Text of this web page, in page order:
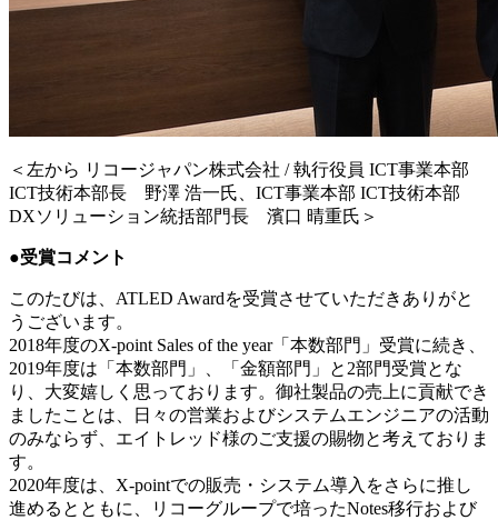
＜左から リコージャパン株式会社 / 執行役員 ICT事業本部
ICT技術本部長 野澤 浩一氏、ICT事業本部 ICT技術本部
DXソリューション統括部門長 濱口 晴重氏＞
●受賞コメント
このたびは、ATLED Awardを受賞させていただきありがと
うございます。
2018年度のX-point Sales of the year「本数部門」受賞に続き、
2019年度は「本数部門」、「金額部門」と2部門受賞とな
り、大変嬉しく思っております。御社製品の売上に貢献でき
ましたことは、日々の営業およびシステムエンジニアの活動
のみならず、エイトレッド様のご支援の賜物と考えておりま
す。
2020年度は、X-pointでの販売・システム導入をさらに推し
進めるとともに、リコーグループで培ったNotes移行および